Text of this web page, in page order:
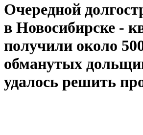
Очередной
в Новосибирске -
получили около
обманутых
удалось решить